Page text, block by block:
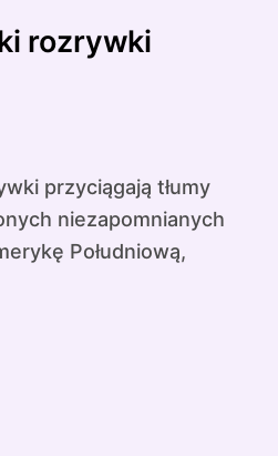
rozrywki
niezapomnianych
Południową,